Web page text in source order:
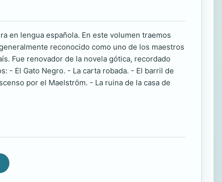
en lengua española. En este volumen traemos
reconocido como uno de los maestros
Fue renovador de la novela gótica, recordado
- El Gato Negro. - La carta robada. - El barril de
por el Maelström. - La ruina de la casa de